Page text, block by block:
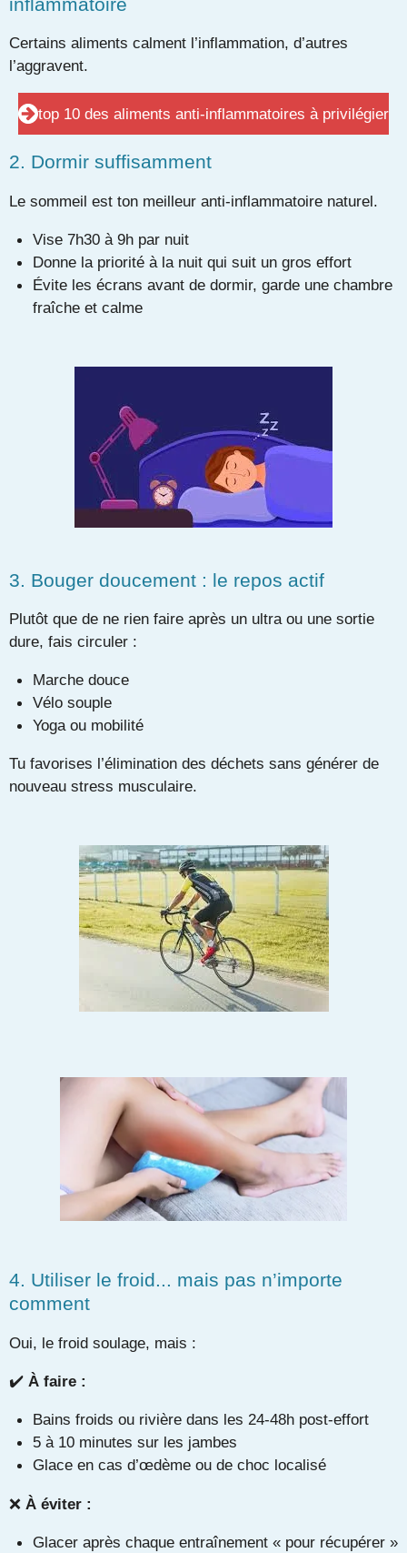
Certains aliments calment l’inflammation, d’autres
l’aggravent.
top 10 des aliments anti-inflammatoires à privilégier
2. Dormir suffisamment
Le sommeil est ton meilleur anti-inflammatoire naturel.
Vise 7h30 à 9h par nuit
Donne la priorité à la nuit qui suit un gros effort
Évite les écrans avant de dormir, garde une chambre
fraîche et calme
3. Bouger doucement : le repos actif
Plutôt que de ne rien faire après un ultra ou une sortie
dure, fais circuler :
Marche douce
Vélo souple
Yoga ou mobilité
Tu favorises l’élimination des déchets sans générer de
nouveau stress musculaire.
4. Utiliser le froid... mais pas n’importe
comment
Oui, le froid soulage, mais :
✔️ À faire :
Bains froids ou rivière dans les 24-48h post-effort
5 à 10 minutes sur les jambes
Glace en cas d’œdème ou de choc localisé
❌ À éviter :
Glacer après chaque entraînement « pour récupérer »